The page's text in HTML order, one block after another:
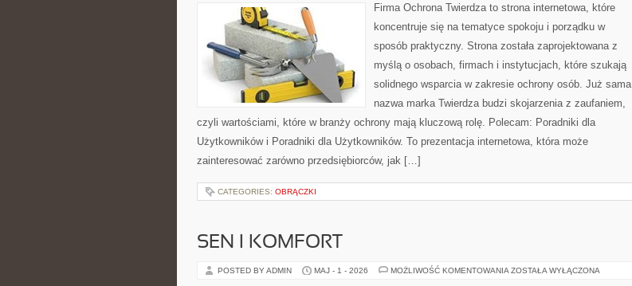
Firma Ochrona Twierdza to strona internetowa, które
koncentruje się na tematyce spokoju i porządku w
sposób praktyczny. Strona została zaprojektowana z
myślą o osobach, firmach i instytucjach, które szukają
solidnego wsparcia w zakresie ochrony osób. Już sama
nazwa marka Twierdza budzi skojarzenia z zaufaniem,
czyli wartościami, które w branży ochrony mają kluczową rolę. Polecam: Poradniki dla
Użytkowników i Poradniki dla Użytkowników. To prezentacja internetowa, która może
zainteresować zarówno przedsiębiorców, jak […]
CATEGORIES: OBRĄCZKI
SEN I KOMFORT
POSTED BY ADMIN MAJ - 1 - 2026 MOŻLIWOŚĆ KOMENTOWANIA SEN
ZOSTAŁA WYŁĄCZONA